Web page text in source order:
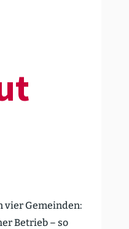
vier Gemeinden:
Betrieb – so